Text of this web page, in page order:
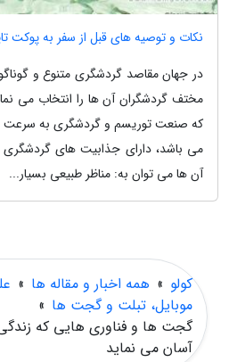
نکات و توصیه های قبل از سفر به پوکت
در جهان مقاصد گردشگری متنوع و
مختف گردشگران آن ها را انتخاب می
که صنعت توریسم و گردشگری به سرعت
می باشد، دارای جذابیت های
آن ها می توان به: مناظر طبیعی بسیار...
کولو » همه اخبار و مقاله ها »
موبایل، تبلت و گجت ها »
گجت ها و فناوری هایی که زندگی
آسان می نماید